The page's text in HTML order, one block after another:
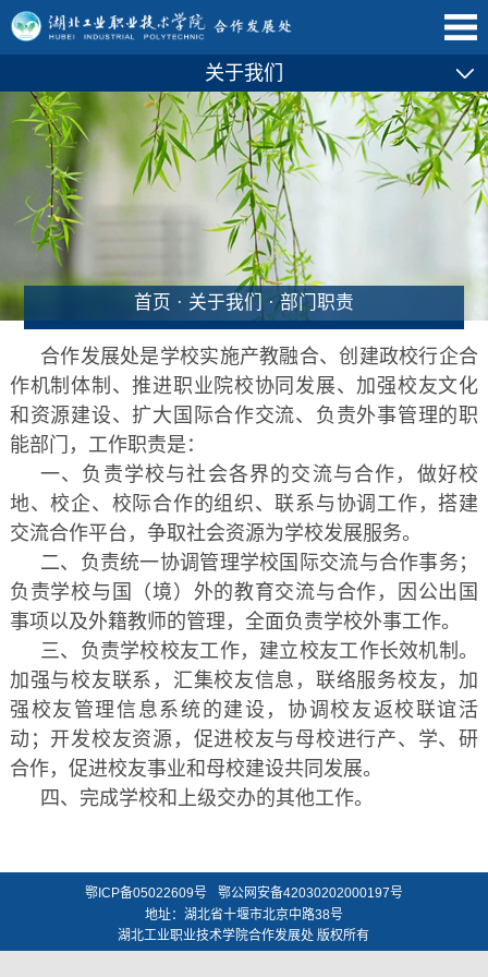
关于我们
首页 · 关于我们·部门职责
合作发展处是学校实施产教融合、创建政校行企合
作机制体制、推进职业院校协同发展、加强校友文化
和资源建设、扩大国际合作交流、负责外事管理的职
能部门，工作职责是：
一、负责学校与社会各界的交流与合作，做好校
地、校企、校际合作的组织、联系与协调工作，搭建
交流合作平台，争取社会资源为学校发展服务。
二、负责统一协调管理学校国际交流与合作事务；
负责学校与国（境）外的教育交流与合作，因公出国
事项以及外籍教师的管理，全面负责学校外事工作。
三、负责学校校友工作，建立校友工作长效机制。
加强与校友联系，汇集校友信息，联络服务校友，加
强校友管理信息系统的建设，协调校友返校联谊活
动；开发校友资源，促进校友与母校进行产、学、研
合作，促进校友事业和母校建设共同发展。
四、完成学校和上级交办的其他工作。
鄂ICP备05022609号
鄂公网安备42030202000197号
地址：湖北省十堰市北京中路38号
湖北工业职业技术学院合作发展处 版权所有